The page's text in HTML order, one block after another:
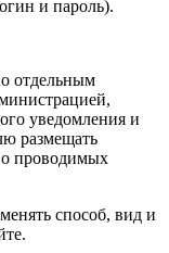
и пароль).
отдельным
уведомления и
размещать
проводимых
способ, вид и